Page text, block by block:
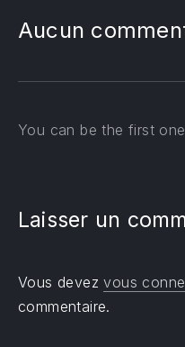
Aucun
You can be the first
Laisser un
Vous devezvous
commentaire.